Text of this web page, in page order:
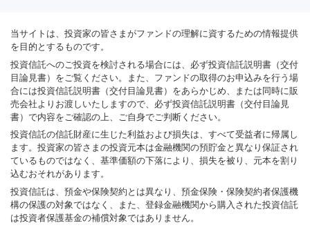
当サイトは、投資家の皆さまがファンドの理解に資するための情報提供
を目的とするものです。
投資信託へのご投資を検討される場合には、必ず投資信託説明書（交付
目論見書）をご覧ください。また、ファンドの取得のお申込みを行う場
合には投資信託説明書（交付目論見書）をあらかじめ、または同時に販
売会社よりお渡しいたしますので、必ず投資信託説明書（交付目論見
書）で内容をご確認の上、ご自身でご判断ください。
投資信託の信託財産に生じた利益および損失は、すべて受益者に帰属し
ます。投資家の皆さまの投資元本は金融機関の預貯金と異なり保証され
ているものではなく、基準価額の下落により、損失を被り、元本を割り
込むおそれがあります。
投資信託は、預金や保険契約とは異なり、預金保険・保険契約者保護機
構の保護の対象ではなく、また、登録金融機関から購入された投資信託
は投資者保護基金の補償対象ではありません。